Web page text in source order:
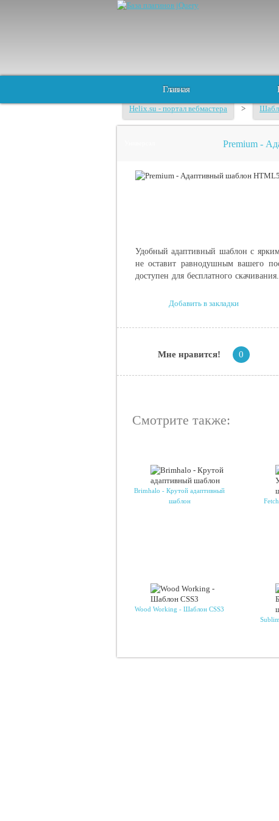
Главная
Helix.su - портал вебмастера >
Premium -
Удобный адаптивный шаблон с
не оставит равнодушным вашего
доступен для бесплатного
Добавить в закладки
Мне нравится! 0
Смотрите также:
Brimhalo - Крутой адаптивный
шаблон
Wood Working - Шаблон CSS3